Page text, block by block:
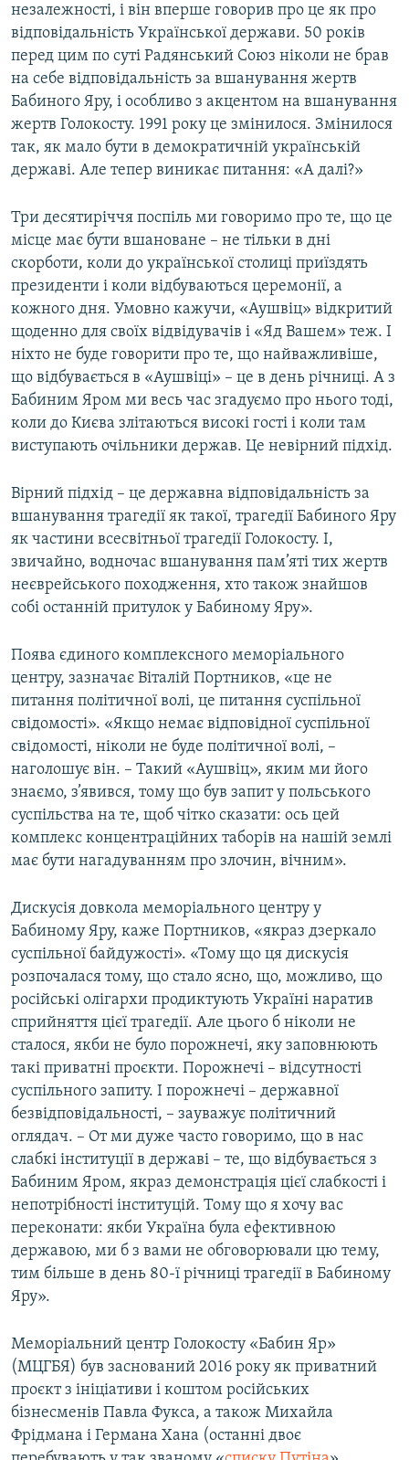
незалежності, і він вперше говорив про це як про
відповідальність Української держави. 50 років
перед цим по суті Радянський Союз ніколи не брав
на себе відповідальність за вшанування жертв
Бабиного Яру, і особливо з акцентом на вшанування
жертв Голокосту. 1991 року це змінилося. Змінилося
так, як мало бути в демократичній українській
державі. Але тепер виникає питання: «А далі?»
Три десятиріччя поспіль ми говоримо про те, що це
місце має бути вшановане – не тільки в дні
скорботи, коли до української столиці приїздять
президенти і коли відбуваються церемонії, а
кожного дня. Умовно кажучи, «Аушвіц» відкритий
щоденно для своїх відвідувачів і «Яд Вашем» теж. І
ніхто не буде говорити про те, що найважливіше,
що відбувається в «Аушвіці» – це в день річниці. А з
Бабиним Яром ми весь час згадуємо про нього тоді,
коли до Києва злітаються високі гості і коли там
виступають очільники держав. Це невірний підхід.
Вірний підхід – це державна відповідальність за
вшанування трагедії як такої, трагедії Бабиного Яру
як частини всесвітньої трагедії Голокосту. І,
звичайно, водночас вшанування пам’яті тих жертв
неєврейського походження, хто також знайшов
собі останній притулок у Бабиному Яру».
Поява єдиного комплексного меморіального
центру, зазначає Віталій Портников, «це не
питання політичної волі, це питання суспільної
свідомості». «Якщо немає відповідної суспільної
свідомості, ніколи не буде політичної волі, –
наголошує він. – Такий «Аушвіц», яким ми його
знаємо, з’явився, тому що був запит у польського
суспільства на те, щоб чітко сказати: ось цей
комплекс концентраційних таборів на нашій землі
має бути нагадуванням про злочин, вічним».
Дискусія довкола меморіального центру у
Бабиному Яру, каже Портников, «якраз дзеркало
суспільної байдужості». «Тому що ця дискусія
розпочалася тому, що стало ясно, що, можливо, що
російські олігархи продиктують Україні наратив
сприйняття цієї трагедії. Але цього б ніколи не
сталося, якби не було порожнечі, яку заповнюють
такі приватні проєкти. Порожнечі – відсутності
суспільного запиту. І порожнечі – державної
безвідповідальності, – зауважує політичний
оглядач. – От ми дуже часто говоримо, що в нас
слабкі інституції в державі – те, що відбувається з
Бабиним Яром, якраз демонстрація цієї слабкості і
непотрібності інституцій. Тому що я хочу вас
переконати: якби Україна була ефективною
державою, ми б з вами не обговорювали цю тему,
тим більше в день 80-ї річниці трагедії в Бабиному
Яру».​
Меморіальний центр Голокосту «Бабин Яр»
(МЦГБЯ) був заснований 2016 року як приватний
проєкт з ініціативи і коштом російських
бізнесменів Павла Фукса, а також Михайла
Фрідмана і Германа Хана (останні двоє